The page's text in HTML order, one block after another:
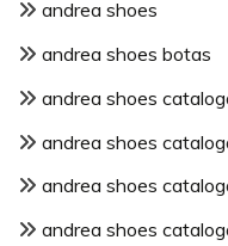
andrea shoes
andrea shoes botas
andrea shoes
andrea shoes
andrea shoes
andrea shoes